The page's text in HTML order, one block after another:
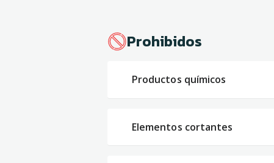
Prohibidos
Productos químicos
Elementos cortantes